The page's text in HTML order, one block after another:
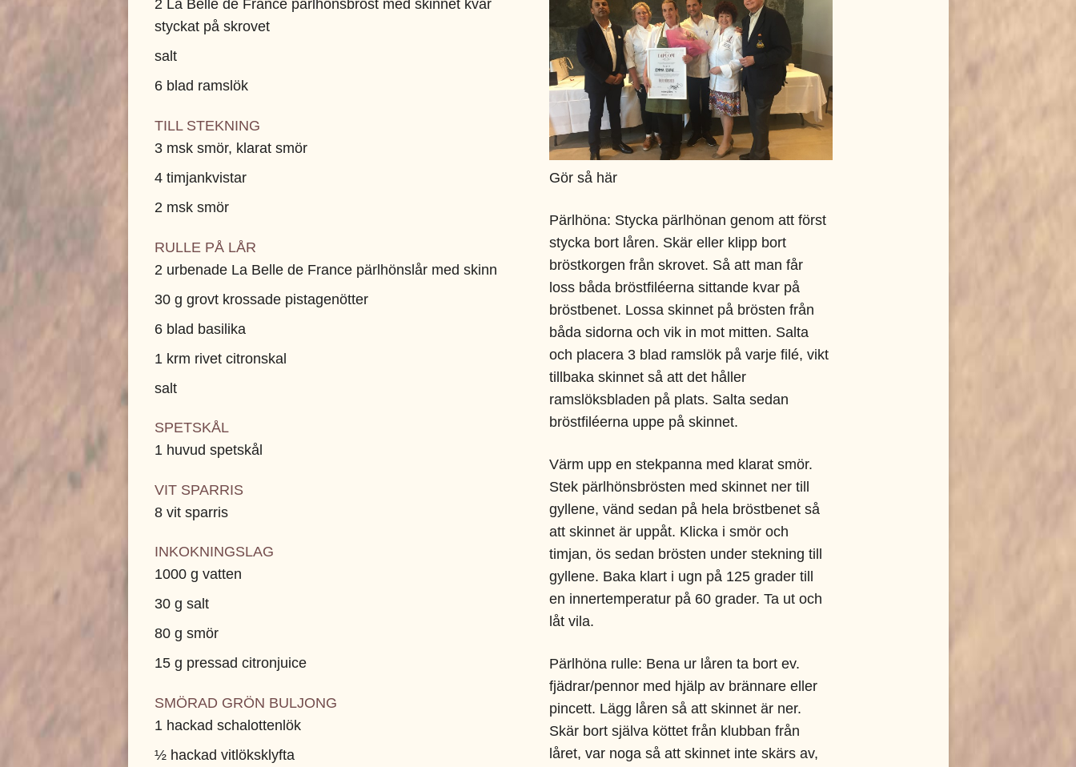
2 La Belle de France pärlhönsbröst med skinnet kvar
styckat på skrovet
salt
6 blad ramslök
TILL STEKNING
3 msk smör, klarat smör
4 timjankvistar
2 msk smör
RULLE PÅ LÅR
2 urbenade La Belle de France pärlhönslår med skinn
30 g grovt krossade pistagenötter
6 blad basilika
1 krm rivet citronskal
salt
SPETSKÅL
1 huvud spetskål
VIT SPARRIS
8 vit sparris
INKOKNINGSLAG
1000 g vatten
30 g salt
80 g smör
15 g pressad citronjuice
SMÖRAD GRÖN BULJONG
1 hackad schalottenlök
½ hackad vitlöksklyfta
Gör så här
Pärlhöna: Stycka pärlhönan genom att först
stycka bort låren. Skär eller klipp bort
bröstkorgen från skrovet. Så att man får
loss båda bröstfiléerna sittande kvar på
bröstbenet. Lossa skinnet på brösten från
båda sidorna och vik in mot mitten. Salta
och placera 3 blad ramslök på varje filé, vikt
tillbaka skinnet så att det håller
ramslöksbladen på plats. Salta sedan
bröstfiléerna uppe på skinnet.
Värm upp en stekpanna med klarat smör.
Stek pärlhönsbrösten med skinnet ner till
gyllene, vänd sedan på hela bröstbenet så
att skinnet är uppåt. Klicka i smör och
timjan, ös sedan brösten under stekning till
gyllene. Baka klart i ugn på 125 grader till
en innertemperatur på 60 grader. Ta ut och
låt vila.
Pärlhöna rulle: Bena ur låren ta bort ev.
fjädrar/pennor med hjälp av brännare eller
pincett. Lägg låren så att skinnet är ner.
Skär bort själva köttet från klubban från
låret, var noga så att skinnet inte skärs av,